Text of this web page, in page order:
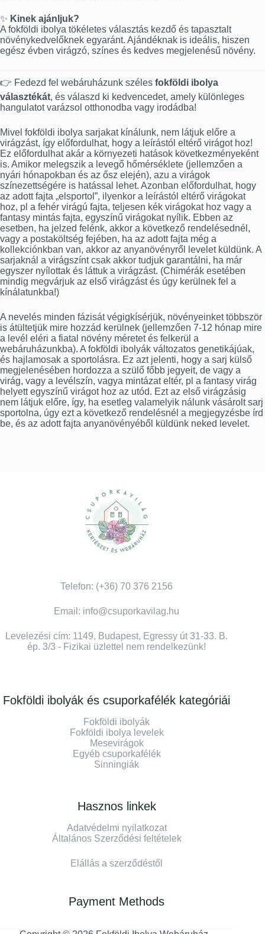
✨ Kinek ajánljuk?
A fokföldi ibolya tökéletes választás kezdő és tapasztalt
növénykedvelőknek egyaránt. Ajándéknak is ideális, hiszen
egész évben virágzó, színes és kedves megjelenésű növény.
👉 Fedezd fel webáruházunk széles fokföldi ibolya
választékát, és válaszd ki kedvencedet, amely különleges
hangulatot varázsol otthonodba vagy irodádba!
Mivel fokföldi ibolya sarjakat kínálunk, nem látjuk előre a
virágzást, így előfordulhat, hogy a leírástól eltérő virágot hoz!
Ez előfordulhat akár a környezeti hatások következményeként
is. Amikor melegszik a levegő hőmérséklete (jellemzően a
nyári hónapokban és az ősz elején), azu a virágok
színezettségére is hatással lehet. Azonban előfordulhat, hogy
az adott fajta „elsportol”, ilyenkor a leírástól eltérő virágokat
hoz, pl a fehér virágú fajta, teljesen kék virágokat hoz vagy a
fantasy mintás fajta, egyszínű virágokat nyílik. Ebben az
esetben, ha jelzed felénk, akkor a következő rendelésednél,
vagy a postaköltség fejében, ha az adott fajta még a
kollekciónkban van, akkor az anyanövényről levelet küldünk. A
sarjaknál a virágszínt csak akkor tudjuk garantálni, ha már
egyszer nyílottak és láttuk a virágzást. (Chimérák esetében
mindig megvárjuk az első virágzást és úgy kerülnek fel a
kínálatunkba!)
A nevelés minden fázisát végigkísérjük, növényeinket többször
is átültetjük mire hozzád kerülnek (jellemzően 7-12 hónap mire
a levél eléri a fiatal növény méretet és felkerül a
webáruházunkba). A fokföldi ibolyák változatos genetikájúak,
és hajlamosak a sportolásra. Ez azt jelenti, hogy a sarj külső
megjelenésében hordozza a szülő főbb jegyeit, de vagy a
virág, vagy a levélszín, vagya mintázat eltér, pl a fantasy virág
helyett egyszínű virágot hoz az utód. Ezt az első virágzásig
nem látjuk előre, így, ha esetleg valamelyik nálunk vásárolt sarj
sportolna, úgy ezt a következő rendelésnél a megjegyzésbe írd
be, és az adott fajta anyanövényéből küldünk neked levelet.
Telefon: (+36) 70 376 2156
Email: info@csuporkavilag.hu
Levelezési cím: 1149, Budapest, Egressy út 31-33. B.
ép. 3/3 - Fizikai üzlettel nem rendelkezünk!
Fokföldi ibolyák és csuporkafélék kategóriái
Fokföldi ibolyák
Fokföldi ibolya levelek
Mesevirágok
Egyéb csuporkafélék
Sinningiák
Hasznos linkek
Adatvédelmi nyilatkozat
Általános Szerződési feltételek
Elállás a szerződéstől
Payment Methods